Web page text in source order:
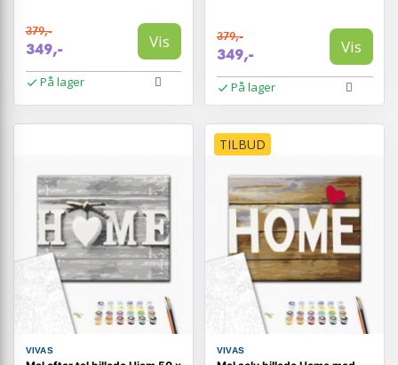
379,-
349,- Vis
På lager
379,-
349,- Vis
På lager
VIVAS
TILBUD
VIVAS